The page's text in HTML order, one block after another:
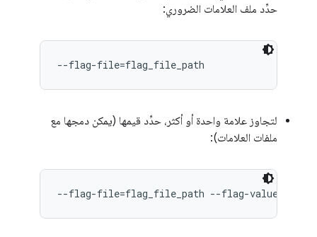
حدِّد ملف العلامات الضروري:
--flag-file=flag_file_path
لتجاوز علامة واحدة أو أكثر، حدِّد قيمها (يمكن دمجها مع
ملفات العلامات):
--flag-file=flag_file_path --flag-